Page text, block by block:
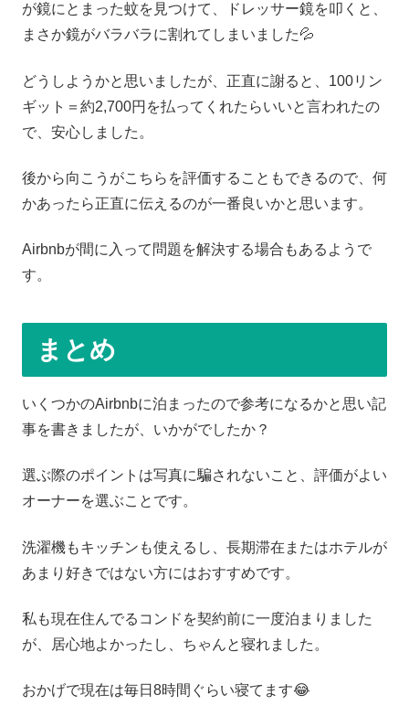
が鏡にとまった蚊を見つけて、ドレッサー鏡を叩くと、
まさか鏡がバラバラに割れてしまいました💦
どうしようかと思いましたが、正直に謝ると、100リン
ギット＝約2,700円を払ってくれたらいいと言われたの
で、安心しました。
後から向こうがこちらを評価することもできるので、何
かあったら正直に伝えるのが一番良いかと思います。
Airbnbが間に入って問題を解決する場合もあるようで
す。
まとめ
いくつかのAirbnbに泊まったので参考になるかと思い記
事を書きましたが、いかがでしたか？
選ぶ際のポイントは写真に騙されないこと、評価がよい
オーナーを選ぶことです。
洗濯機もキッチンも使えるし、長期滞在またはホテルが
あまり好きではない方にはおすすめです。
私も現在住んでるコンドを契約前に一度泊まりました
が、居心地よかったし、ちゃんと寝れました。
おかげで現在は毎日8時間ぐらい寝てます😂